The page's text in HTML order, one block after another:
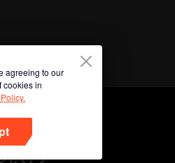
agreeing to our
cookies in
してアプ